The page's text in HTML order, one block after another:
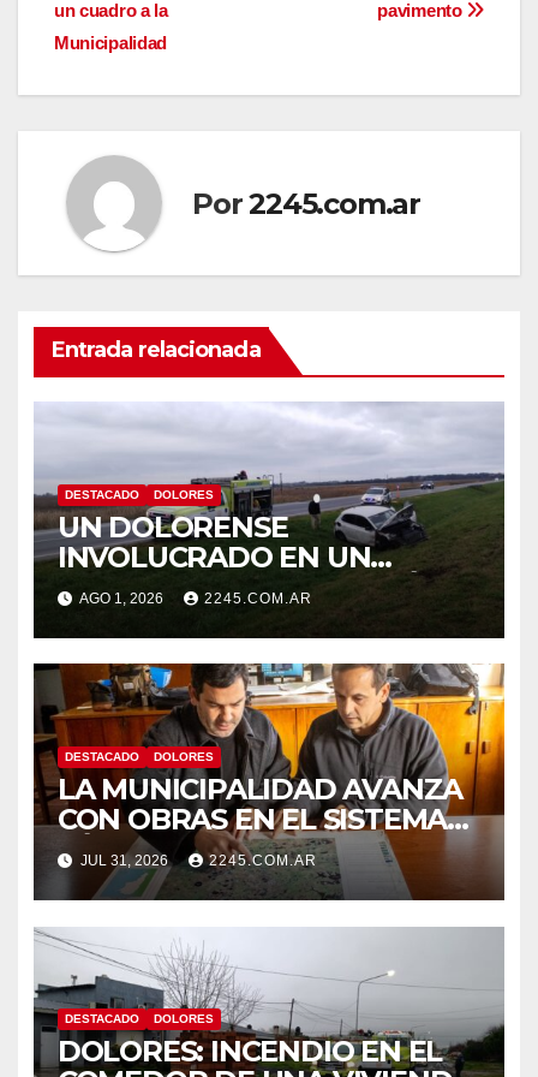
de
entradas
pavimento
un cuadro a la
Municipalidad
Por2245.com.ar
Entrada relacionada
DESTACADO DOLORES
UN DOLORENSE
INVOLUCRADO EN UN
SINIESTRO QUE TERMINÓ
CON DESPISTE Y VUELCO
AGO 1, 2026 2245.COM.AR
DESTACADO DOLORES
LA MUNICIPALIDAD AVANZA
CON OBRAS EN EL SISTEMA
HÍDRICO DE DOLORES
JUL 31, 2026 2245.COM.AR
DESTACADO DOLORES
DOLORES: INCENDIO EN EL